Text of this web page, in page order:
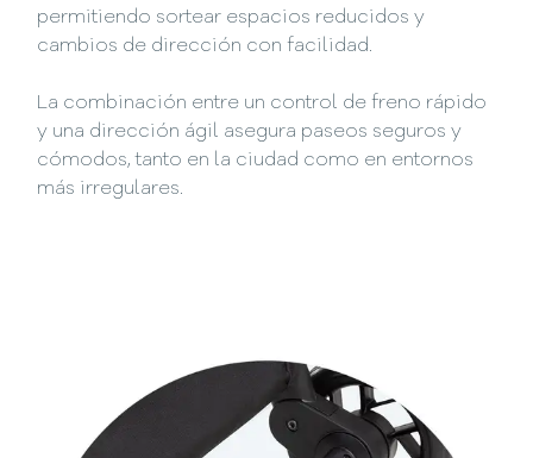
permitiendo sortear espacios reducidos y
cambios de dirección con facilidad.
La combinación entre un control de freno rápido
y una dirección ágil asegura paseos seguros y
cómodos, tanto en la ciudad como en entornos
más irregulares.